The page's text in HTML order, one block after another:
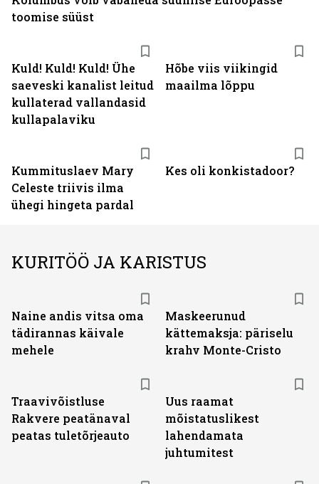
Kuld! Kuld! Kuld! Ühe
saeveski kanalist leitud
kullaterad vallandasid
kullapalaviku
Hõbe viis viikingid
maailma lõppu
Kummituslaev Mary
Celeste triivis ilma
ühegi hingeta pardal
Kes oli konkistadoor?
toomise süüst
KURITÖÖ JA KARISTUS
Naine andis vitsa oma
tädirannas käivale
mehele
Maskeerunud
kättemaksja: päriselu
krahv Monte-Cristo
Traavivõistluse
Rakvere peatänaval
peatas tuletõrjeauto
Uus raamat
mõistatuslikest
lahendamata
juhtumitest